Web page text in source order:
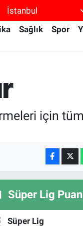
İstanbul
Sağlık Spor
için
Süper Lig
Süper Lig